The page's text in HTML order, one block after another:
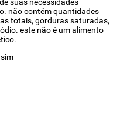
não contém quantidades
totais, gorduras saturadas,
este não é um alimento
sim